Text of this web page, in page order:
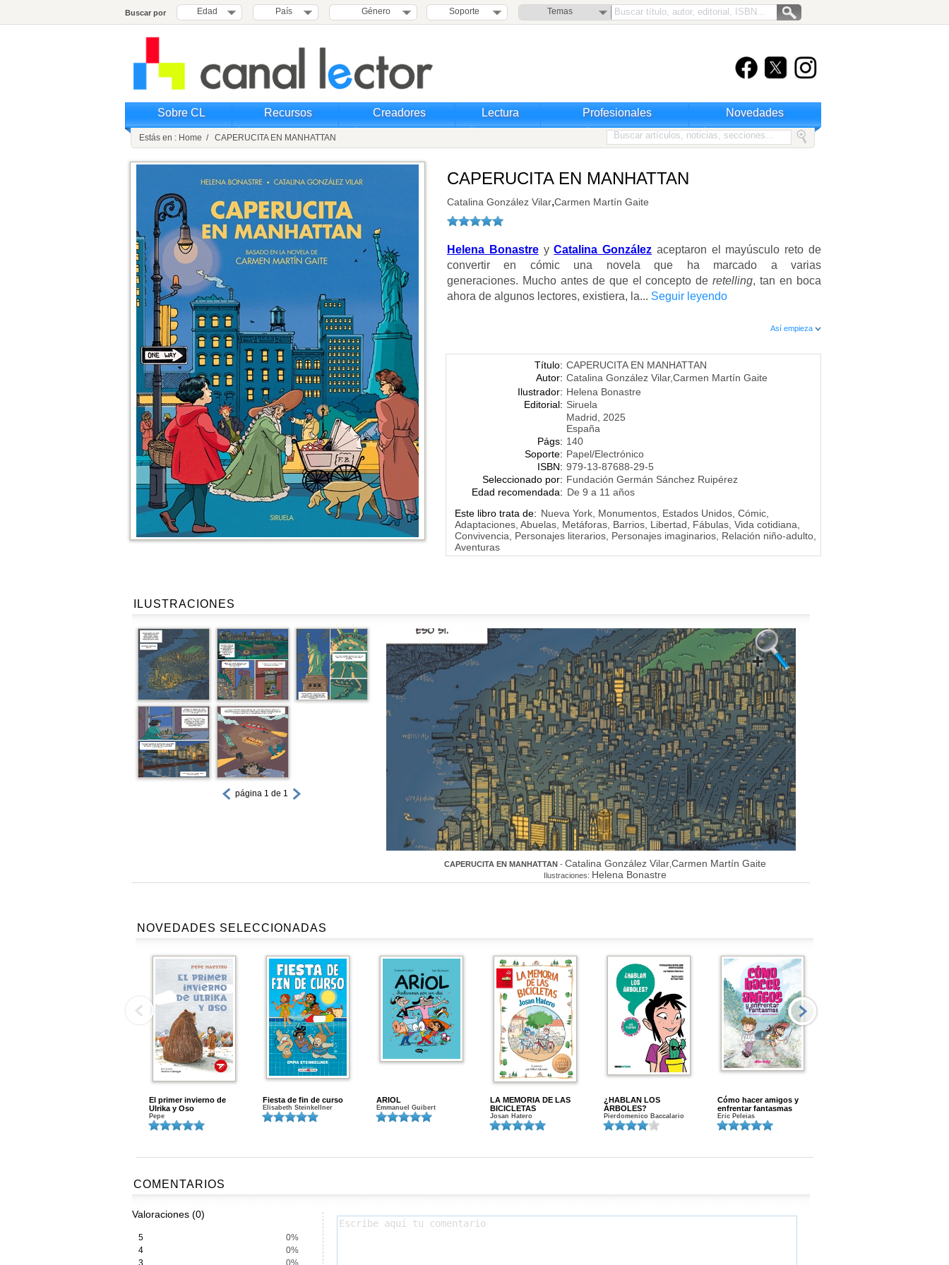
Buscar por Edad País Género Soporte Temas
Sobre CL Recursos Creadores Lectura Profesionales Novedades
Estás en : Home / CAPERUCITA EN MANHATTAN
CAPERUCITA EN MANHATTAN
Catalina González Vilar,Carmen Martín Gaite
Helena BonastreyCatalina González aceptaron el mayúsculo reto de
convertir en cómic una novela que ha marcado a varias
generaciones. Mucho antes de que el concepto deretelling, tan en boca
ahora de algunos lectores, existiera, la... Seguir leyendo
Así empieza
Título: CAPERUCITA EN MANHATTAN
Autor: Catalina González Vilar,Carmen Martín Gaite
Ilustrador: Helena Bonastre
Editorial: Siruela
Madrid, 2025
España
Págs: 140
Soporte: Papel/Electrónico
ISBN: 979-13-87688-29-5
Seleccionado por: Fundación Germán Sánchez Ruipérez
Edad recomendada: De 9 a 11 años
Este libro trata de: Nueva York, Monumentos, Estados Unidos, Cómic,
Adaptaciones, Abuelas, Metáforas, Barrios, Libertad, Fábulas, Vida cotidiana,
Convivencia, Personajes literarios, Personajes imaginarios, Relación niño-adulto,
Aventuras
ILUSTRACIONES
página 1 de 1
CAPERUCITA EN MANHATTAN - Catalina González VilarCarmen Martín Gaite
Ilustraciones: Helena Bonastre
NOVEDADES SELECCIONADAS
El primer invierno de
Ulrika y Oso
Pepe
Fiesta de fin de curso
Elisabeth Steinkellner
ARIOL
Emmanuel Guibert
LA MEMORIA DE LAS
BICICLETAS
Josan Hatero
¿HABLAN LOS
ÁRBOLES?
Pierdomenico Baccalario
Cómo hacer amigos y
enfrentar fantasmas
Eric Peleias
COMENTARIOS
Valoraciones (0)
5
0%
4
0%
3
0%